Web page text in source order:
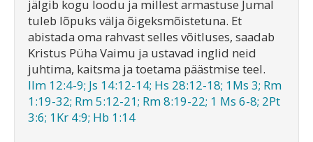
jälgib kogu loodu ja millest armastuse Jumal
tuleb lõpuks välja õigeksmõistetuna. Et
abistada oma rahvast selles võitluses, saadab
Kristus Püha Vaimu ja ustavad inglid neid
juhtima, kaitsma ja toetama päästmise teel.
Ilm 12:4-9; Js 14:12-14; Hs 28:12-18; 1Ms 3; Rm
1:19-32; Rm 5:12-21; Rm 8:19-22; 1 Ms 6-8; 2Pt
3:6; 1Kr 4:9; Hb 1:14